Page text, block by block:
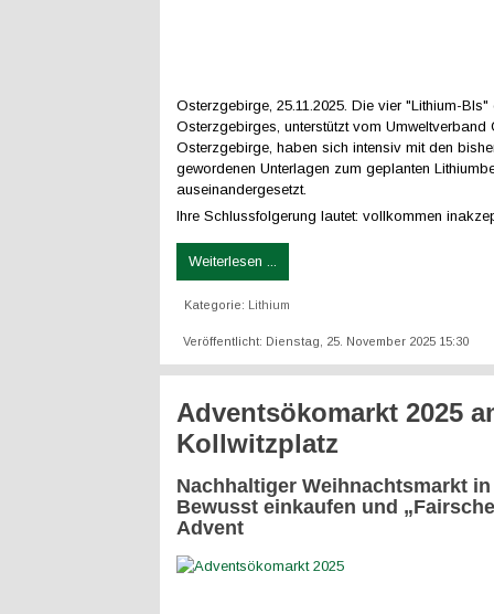
Osterzgebirge, 25.11.2025. Die vier "Lithium-BIs"
Osterzgebirges, unterstützt vom Umweltverband
Osterzgebirge, haben sich intensiv mit den
gewordenen Unterlagen zum geplanten
auseinandergesetzt.
Ihre Schlussfolgerung lautet: vollkommen
Weiterlesen ...
Kategorie: Lithium
Veröffentlicht: Dienstag, 25. November 2025 15:30
Adventsökomarkt 2025
Kollwitzplatz
Nachhaltiger Weihnachtsmarkt
Bewusst einkaufen und
Advent